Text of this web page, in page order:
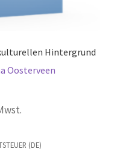
Hintergrund
Oosterveen
(DE)